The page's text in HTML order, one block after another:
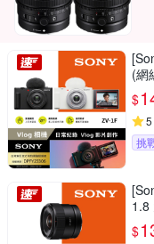
(網
$
5
挑
1.8
$